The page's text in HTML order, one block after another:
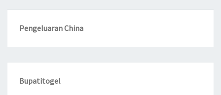
Pengeluaran China
Bupatitogel